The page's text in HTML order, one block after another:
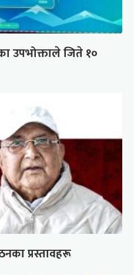
उपभोक्ताले जिते १०
प्रस्तावहरू